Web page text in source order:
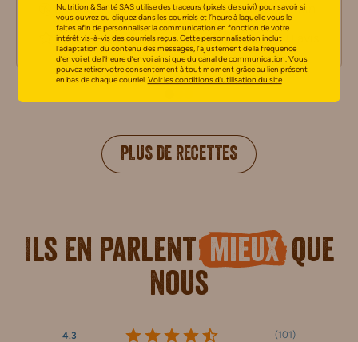
2 pers
20 min
0 avis
2 pers
5 min
PLUS DE RECETTES
Ils en parlent mieuxque
nous
4.3 (101)
Nutrition & Santé SAS utilise des traceurs (pixels de suivi) pour savoir si
vous ouvrez ou cliquez dans les courriels et l’heure à laquelle vous le
faites afin de personnaliser la communication en fonction de votre
intérêt vis-à-vis des courriels reçus. Cette personnalisation inclut
l’adaptation du contenu des messages, l’ajustement de la fréquence
d’envoi et de l’heure d’envoi ainsi que du canal de communication. Vous
pouvez retirer votre consentement à tout moment grâce au lien présent
en bas de chaque courriel.Voir les conditions d’utilisation du site